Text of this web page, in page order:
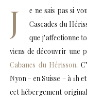
J
e ne sais pas si
Cascades du
que j’affectionne
viens de découvrir une
Cabanes du Hérisson.
Nyon – en Suisse – à 1h
cet hébergement